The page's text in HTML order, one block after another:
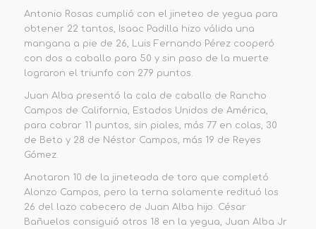
Antonio Rosas cumplió con el jineteo de yegua para
obtener 22 tantos, Isaac Padilla hizo válida una
mangana a pie de 26, Luis Fernando Pérez cooperó
con dos a caballo para 50 y sin paso de la muerte
lograron el triunfo con 279 puntos.
Juan Alba presentó la cala de caballo de Rancho
Campos de California, Estados Unidos de América,
para cobrar 11 puntos, sin piales, más 77 en colas, 30
de Beto y 28 de Néstor Campos, más 19 de Reyes
Gómez.
Anotaron 10 de la jineteada de toro que completó
Alonzo Campos, pero la terna solamente redituó los
26 del lazo cabecero de Juan Alba hijo. César
Bañuelos consiguió otros 18 en la yegua, Juan Alba Jr